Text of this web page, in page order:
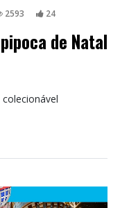
2593 24
de Natal